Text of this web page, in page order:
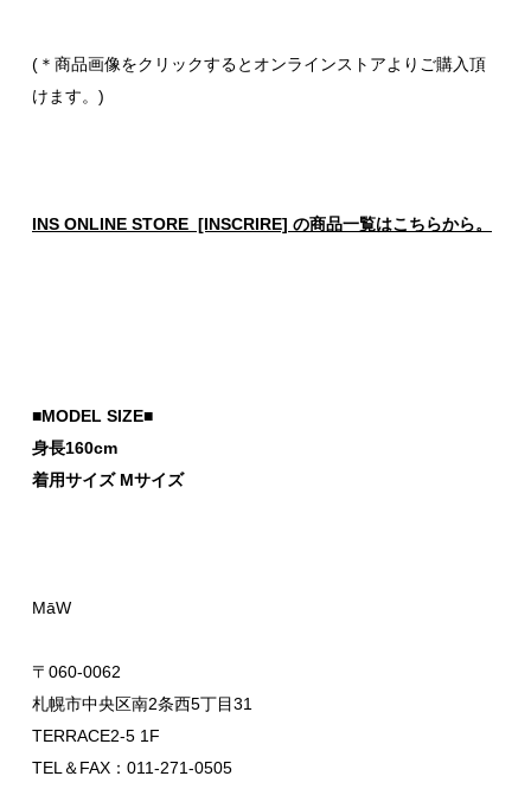
(＊商品画像をクリックするとオンラインストアよりご購入頂
けます。)
INS ONLINE STORE [INSCRIRE] の商品一覧はこちらから。
■MODEL SIZE■
身長160cm
着用サイズ Mサイズ
MāW
〒060-0062
札幌市中央区南2条西5丁目31
TERRACE2-5 1F
TEL＆FAX：011-271-0505